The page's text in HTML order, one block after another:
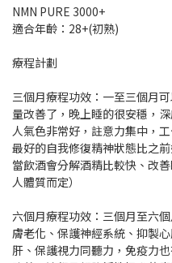
NMN PURE 3000+
適合年齡：28+(初熟)
療程計劃
三個月療程功效：一至三個月
量改善了，晚上睡的很安穩，
人氣色非常好，註意力集中，
最好的自我修復精神狀態比之
當飲酒會分解酒精比較快、改
人體質而定）
六個月療程功效：三個月至六
膚老化、保護神經系統、抑製
肝、保護視力同聽力，免疫力